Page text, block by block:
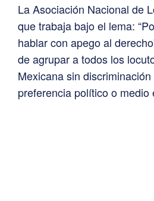
La Asociación Nacional de
que trabaja bajo el lema:
hablar con apego al
de agrupar a todos los
Mexicana sin
preferencia político o medio